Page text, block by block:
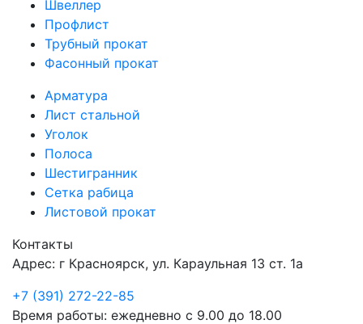
Швеллер
Профлист
Трубный прокат
Фасонный прокат
Арматура
Лист стальной
Уголок
Полоса
Шестигранник
Сетка рабица
Листовой прокат
Контакты
Адрес: г Красноярск, ул. Караульная 13 ст. 1а
+7 (391) 272-22-85
Время работы: ежедневно с 9.00 до 18.00